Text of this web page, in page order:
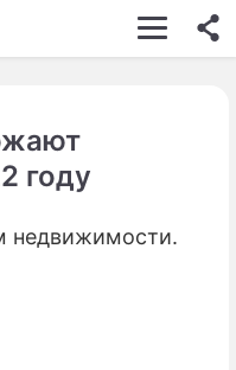
ШОУ-БИЗНЕС
КИНО
НЕДВИЖИМОСТЬ
ЗДОРОВЬЕ
году
недвижимости.